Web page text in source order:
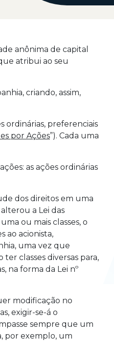
anônima de capital
atribui ao seu
criando, assim,
ordinárias, preferenciais
por Ações”). Cada uma
as ações ordinárias
dos direitos em uma
a Lei das
ou mais classes, o
ao acionista,
uma vez que
classes diversas para,
na forma da Lei nº
modificação no
exigir-se-á o
sempre que um
por exemplo, um